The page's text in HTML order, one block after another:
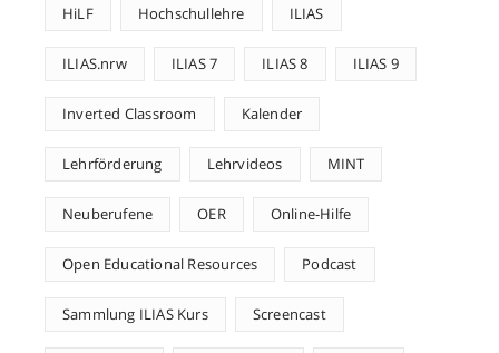
HiLF Hochschullehre ILIAS
ILIAS.nrw ILIAS 7 ILIAS 8 ILIAS 9
Inverted Classroom Kalender
Lehrförderung Lehrvideos MINT
Neuberufene OER Online-Hilfe
Open Educational Resources Podcast
Sammlung ILIAS Kurs Screencast